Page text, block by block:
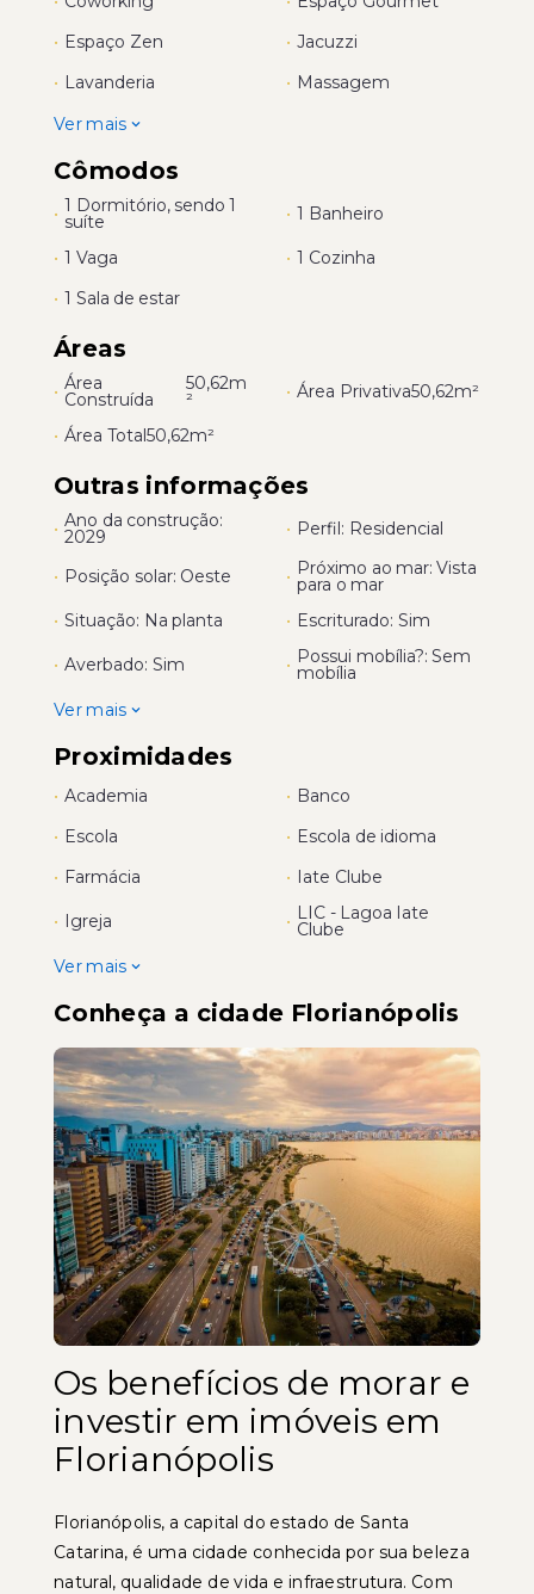
• Espaço Zen • Jacuzzi
• Lavanderia • Massagem
Ver mais
Cômodos
• 1 Dormitório, sendo 1
suíte • 1 Banheiro
• 1 Vaga • 1 Cozinha
• 1 Sala de estar
Áreas
• Área
Construída
50,62m
² • Área Privativa50,62m²
• Área Total50,62m²
Outras informações
• Ano da construção:
2029 • Perfil: Residencial
• Posição solar: Oeste • Próximo ao mar: Vista
para o mar
• Situação: Na planta • Escriturado: Sim
• Averbado: Sim • Possui mobília?: Sem
mobília
Ver mais
Proximidades
• Academia • Banco
• Escola • Escola de idioma
• Farmácia • Iate Clube
• Igreja • LIC - Lagoa Iate
Clube
Ver mais
Conheça a cidade Florianópolis
Os benefícios de morar e
investir em imóveis em
Florianópolis
Florianópolis, a capital do estado de Santa
Catarina, é uma cidade conhecida por sua beleza
natural, qualidade de vida e infraestrutura. Com